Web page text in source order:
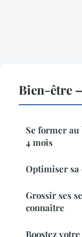
Bien-être
Se former
4 mois
Optimiser sa
Grossir ses
connaître
Boostez